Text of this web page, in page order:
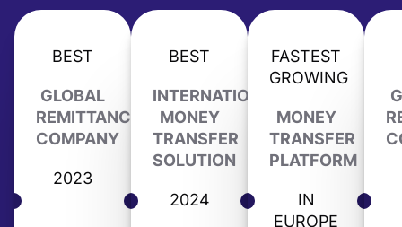
BEST
GLOBAL
REMITTANCE
COMPANY
2023
BEST
INTERNATIONAL
MONEY
TRANSFER
SOLUTION
2024
FASTEST
GROWING
MONEY
TRANSFER
PLATFORM
IN
EUROPE